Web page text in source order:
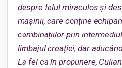
despre felul miraculos și
mașinii, care conține
combinațiilor prin
limbajul creației, dar
La fel ca în propunere,